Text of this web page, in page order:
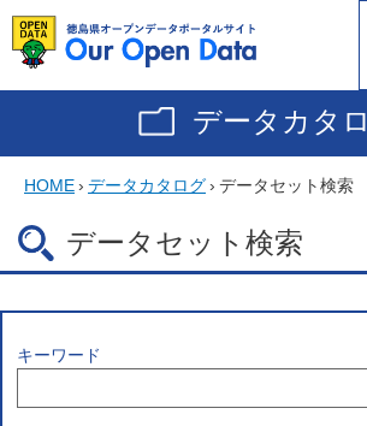
データカタ
HOME› データカタログ› データセット検索
データセット検索
キーワード